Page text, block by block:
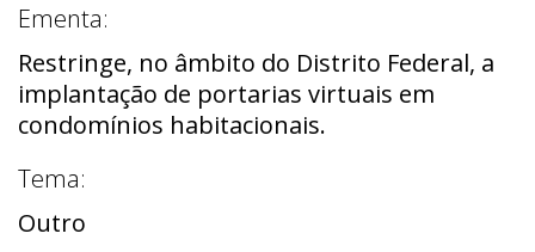
Ementa:
Restringe, no âmbito do Distrito Federal, a
implantação de portarias virtuais em
condomínios habitacionais.
Tema:
Outro